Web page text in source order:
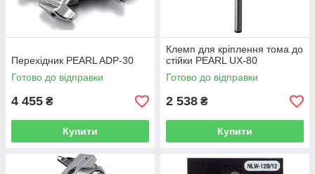
Перехідник PEARL ADP-30
Готово до відправки
4 455 ₴
Купити
Клемп для кріплення тома до
стійки PEARL UX-80
Готово до відправки
2 538 ₴
Купити